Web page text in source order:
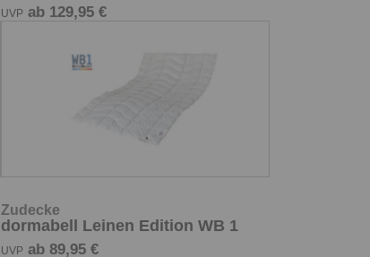
UVP ab 129,95 €
Zudecke
dormabell Leinen Edition WB 1
UVP ab 89,95 €